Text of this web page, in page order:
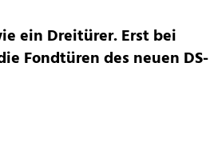
ein Dreitürer. Erst bei
Fondtüren des neuen DS-